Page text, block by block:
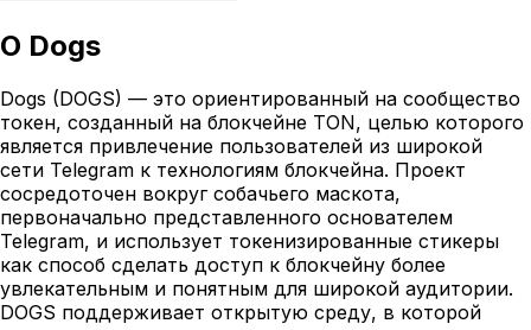
О Dogs
Dogs (DOGS) — это ориентированный на сообщество
токен, созданный на блокчейне TON, целью которого
является привлечение пользователей из широкой
сети Telegram к технологиям блокчейна. Проект
сосредоточен вокруг собачьего маскота,
первоначально представленного основателем
Telegram, и использует токенизированные стикеры
как способ сделать доступ к блокчейну более
увлекательным и понятным для широкой аудитории.
DOGS поддерживает открытую среду, в которой